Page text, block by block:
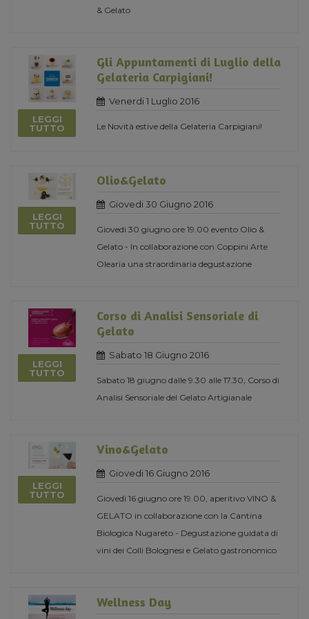
& Gelato
LEGGI
TUTTO
Gli Appuntamenti di Luglio della
Gelateria Carpigiani!
Venerdi 1 Luglio 2016
Le Novità estive della Gelateria Carpigiani!
LEGGI
TUTTO
Olio&Gelato
Giovedi 30 Giugno 2016
Giovedi 30 giugno ore 19.00 evento Olio &
Gelato - In collaborazione con Coppini Arte
Olearia una straordinaria degustazione
LEGGI
TUTTO
Corso di Analisi Sensoriale di
Gelato
Sabato 18 Giugno 2016
Sabato 18 giugno dalle 9.30 alle 17.30, Corso di
Analisi Sensoriale del Gelato Artigianale
LEGGI
TUTTO
Vino&Gelato
Giovedi 16 Giugno 2016
Giovedì 16 giugno ore 19.00, aperitivo VINO &
GELATO in collaborazione con la Cantina
Biologica Nugareto - Degustazione guidata di
vini dei Colli Bolognesi e Gelato gastronomico
Wellness Day